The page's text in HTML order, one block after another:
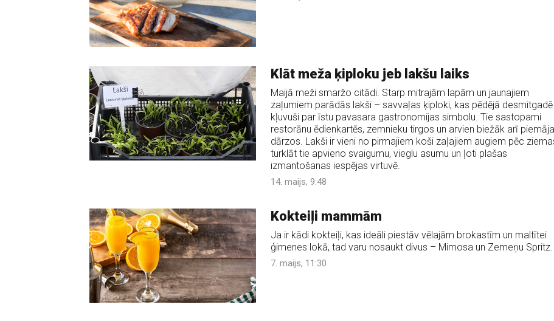
Klāt meža ķiploku jeb lakšu laiks
Maijā meži smaržo citādi. Starp mitrajām lapām un jaunajiem
zaļumiem parādās lakši – savvaļas ķiploki, kas pēdējā desmitgadē
kļuvuši par īstu pavasara gastronomijas simbolu. Tie sastopami
restorānu ēdienkartēs, zemnieku tirgos un arvien biežāk arī
dārzos. Lakši ir vieni no pirmajiem koši zaļajiem augiem pēc
turklāt tie apvieno svaigumu, vieglu asumu un ļoti plašas
izmantošanas iespējas virtuvē.
14. maijs, 9:48
Kokteiļi mammām
Ja ir kādi kokteiļi, kas ideāli piestāv vēlajām brokastīm un maltītei
ģimenes lokā, tad varu nosaukt divus – Mimosa un Zemeņu Spritz.
7. maijs, 11:30